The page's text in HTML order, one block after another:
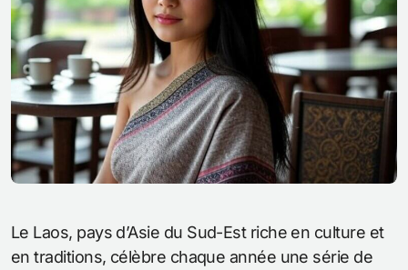
Le Laos, pays d’Asie du Sud-Est riche en culture et
en traditions, célèbre chaque année une série de